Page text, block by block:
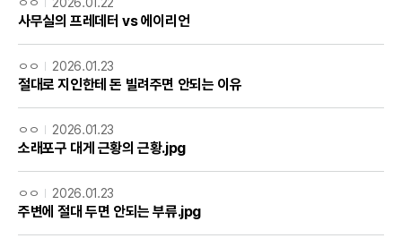
사무실의 프레데터 vs 에이리언
ㅇㅇ 2026.01.23
절대로 지인한테 돈 빌려주면 안되는 이유
ㅇㅇ 2026.01.23
소래포구 대게 근황의 근황.jpg
ㅇㅇ 2026.01.23
주변에 절대 두면 안되는 부류.jpg